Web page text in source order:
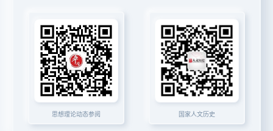
思想理论动态参阅 国家人文历史